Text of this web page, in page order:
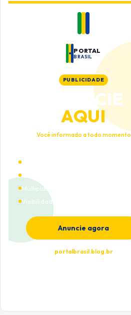
PORTAL
BRASIL
PUBLICIDADE
ANUNCIE
AQUI
Você informado a todo momento
Múltiplas categorias
Visibilidade premium
Anuncie agora
portalbrasil.blog.br